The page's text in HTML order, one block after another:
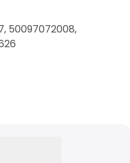
50097072008,